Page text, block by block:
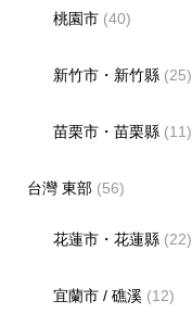
桃園市 (40)
新竹市・新竹縣 (25)
苗栗市・苗栗縣 (11)
台灣 東部(56)
花蓮市・花蓮縣 (22)
宜蘭市 / 礁溪 (12)